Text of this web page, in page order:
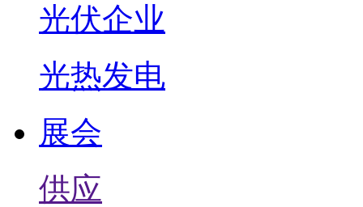
光伏企业
光热发电
展会
供应